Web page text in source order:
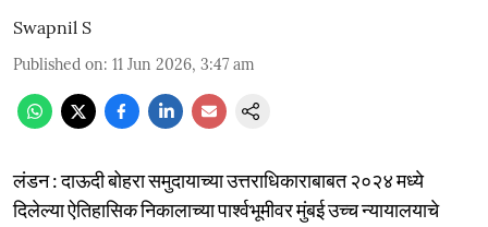
Swapnil S
Published on: 11 Jun 2026, 3:47 am
लंडन : दाऊदी बोहरा समुदायाच्या उत्तराधिकाराबाबत २०२४ मध्ये
दिलेल्या ऐतिहासिक निकालाच्या पार्श्वभूमीवर मुंबई उच्च न्यायालयाचे